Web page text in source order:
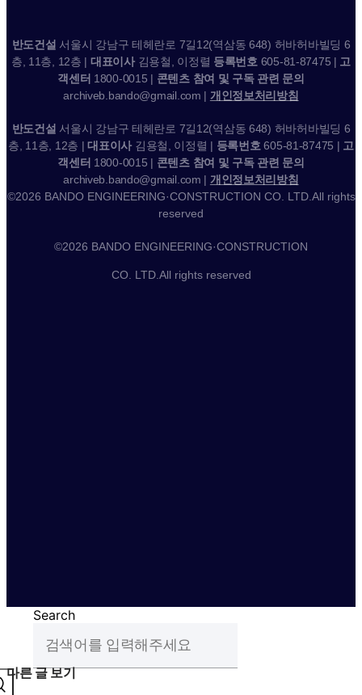
반도건설 서울시 강남구 테헤란로 7길12(역삼동 648) 허바허바빌딩 6
층, 11층, 12층 | 대표이사김용철, 이정렬 등록번호 605-81-87475 | 고
객센터 1800-0015 | 콘텐츠 참여 및 구독 관련 문의
archiveb.bando@gmail.com | 개인정보처리방침
반도건설 서울시 강남구 테헤란로 7길12(역삼동 648) 허바허바빌딩 6
층, 11층, 12층 |대표이사 김용철, 이정렬 | 등록번호 605-81-87475 | 고
객센터 1800-0015 | 콘텐츠 참여 및 구독 관련 문의
archiveb.bando@gmail.com | 개인정보처리방침
©2026 BANDO ENGINEERING·CONSTRUCTION CO. LTD.All rights
reserved
©2026 BANDO ENGINEERING·CONSTRUCTION
CO. LTD.All rights reserved
Search
다른 글 보기